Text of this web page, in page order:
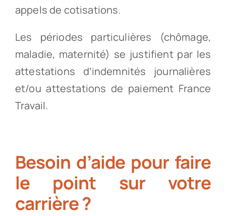
appels de cotisations.
Les périodes particulières (chômage,
maladie, maternité) se justifient par les
attestations d’indemnités journalières
et/ou attestations de paiement France
Travail.
Besoin d’aide pour faire
le point sur votre
carrière ?